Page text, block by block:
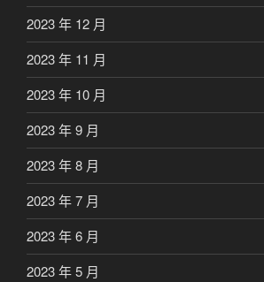
2023 年 12 月
2023 年 11 月
2023 年 10 月
2023 年 9 月
2023 年 8 月
2023 年 7 月
2023 年 6 月
2023 年 5 月